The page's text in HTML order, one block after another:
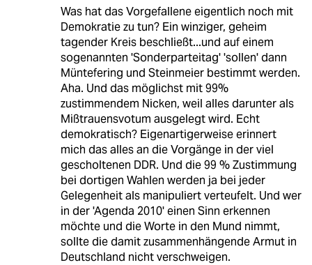
Was hat das Vorgefallene eigentlich noch mit
Demokratie zu tun? Ein winziger, geheim
tagender Kreis beschließt...und auf einem
sogenannten 'Sonderparteitag' 'sollen' dann
Müntefering und Steinmeier bestimmt werden.
Aha. Und das möglichst mit 99%
zustimmendem Nicken, weil alles darunter als
Mißtrauensvotum ausgelegt wird. Echt
demokratisch? Eigenartigerweise erinnert
mich das alles an die Vorgänge in der viel
gescholtenen DDR. Und die 99 % Zustimmung
bei dortigen Wahlen werden ja bei jeder
Gelegenheit als manipuliert verteufelt. Und wer
in der 'Agenda 2010' einen Sinn erkennen
möchte und die Worte in den Mund nimmt,
sollte die damit zusammenhängende Armut in
Deutschland nicht verschweigen.